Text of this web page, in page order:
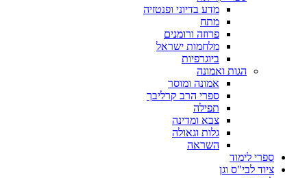
מדע בדיוני ופנטזיה
מתח
פרוזה ורומנים
מלחמות ישראל
ביוגרפיות
הגות ואמונה
אמונה ומוסר
ספרי הרב קרליבך
תפילה
צבא ומדינה
גלות וגאולה
השראה
ספרי לימוד
ציוד לבי"ס וגן